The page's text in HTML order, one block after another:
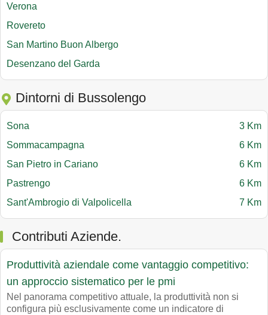
Verona
Rovereto
San Martino Buon Albergo
Desenzano del Garda
Dintorni di Bussolengo
Sona
3 Km
Sommacampagna
6 Km
San Pietro in Cariano
6 Km
Pastrengo
6 Km
Sant'Ambrogio di Valpolicella
7 Km
Contributi Aziende.
Produttività aziendale come vantaggio competitivo:
un approccio sistematico per le pmi
Nel panorama competitivo attuale, la produttività non si
configura più esclusivamente come un indicatore di